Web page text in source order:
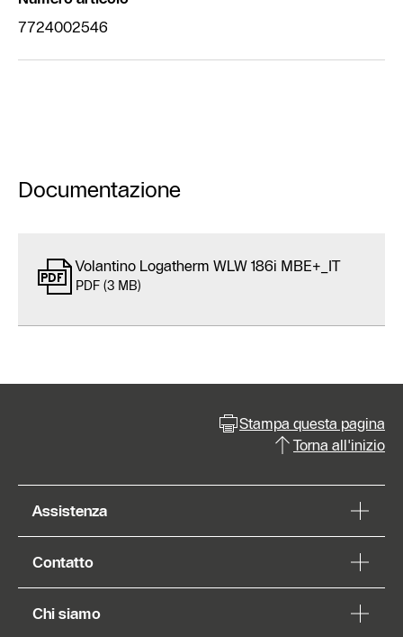
7724002546
Documentazione
Volantino Logatherm WLW 186i MBE+_IT
PDF (3 MB)
Stampa questa pagina
Torna all'inizio
Assistenza
Contatto
Chi siamo